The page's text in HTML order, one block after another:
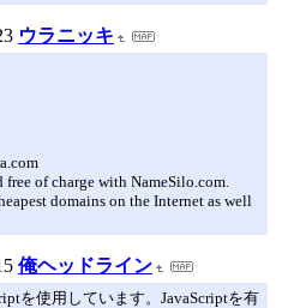
ウラニッキ
of charge with NameSilo.com.
domains on the Internet as well
俺ヘッドライン
を使用しています。JavaScriptを有